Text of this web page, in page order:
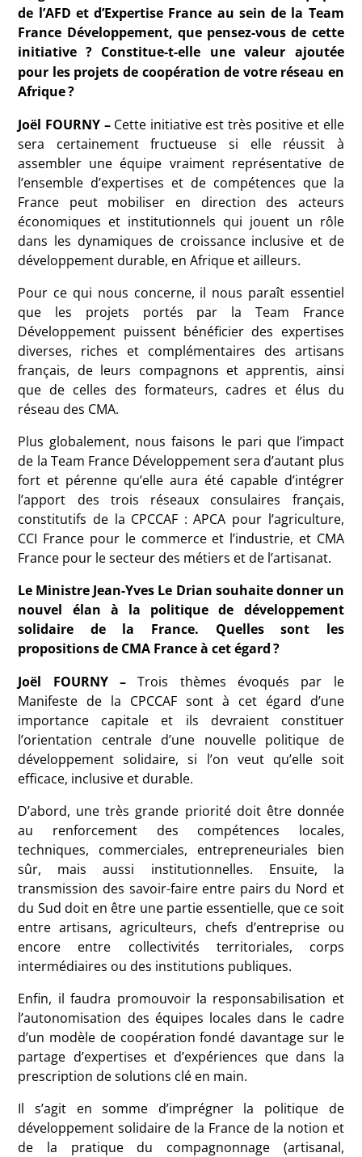
de l’AFD et d’Expertise France au sein de la Team
France Développement, que pensez-vous de cette
initiative ? Constitue-t-elle une valeur ajoutée
pour les projets de coopération de votre réseau en
Afrique?
Joël FOURNY – Cette initiative est très positive et elle
sera certainement fructueuse si elle réussit à
assembler une équipe vraiment représentative de
l’ensemble d’expertises et de compétences que la
France peut mobiliser en direction des acteurs
économiques et institutionnels qui jouent un rôle
dans les dynamiques de croissance inclusive et de
développement durable, en Afrique et ailleurs.
Pour ce qui nous concerne, il nous paraît essentiel
que les projets portés par la Team France
Développement puissent bénéficier des expertises
diverses, riches et complémentaires des artisans
français, de leurs compagnons et apprentis, ainsi
que de celles des formateurs, cadres et élus du
réseau des CMA.
Plus globalement, nous faisons le pari que l’impact
de la Team France Développement sera d’autant plus
fort et pérenne qu’elle aura été capable d’intégrer
l’apport des trois réseaux consulaires français,
constitutifs de la CPCCAF : APCA pour l’agriculture,
CCI France pour le commerce et l’industrie, et CMA
France pour le secteur des métiers et de l’artisanat.
Le Ministre Jean-Yves Le Drian souhaite donner un
nouvel élan à la politique de développement
solidaire de la France. Quelles sont les
propositions de CMA France à cet égard ?
Joël FOURNY –
Trois thèmes évoqués par le
Manifeste de la CPCCAF sont à cet égard d’une
importance capitale et ils devraient constituer
l’orientation centrale d’une nouvelle politique de
développement solidaire, si l’on veut qu’elle soit
efficace, inclusive et durable.
D’abord, une très grande priorité doit être donnée
au renforcement des compétences locales,
techniques, commerciales, entrepreneuriales bien
sûr, mais aussi institutionnelles. Ensuite, la
transmission des savoir-faire entre pairs du Nord et
du Sud doit en être une partie essentielle, que ce soit
entre artisans, agriculteurs, chefs d’entreprise ou
encore entre collectivités territoriales, corps
intermédiaires ou des institutions publiques.
Enfin, il faudra promouvoir la responsabilisation et
l’autonomisation des équipes locales dans le cadre
d’un modèle de coopération fondé davantage sur le
partage d’expertises et d’expériences que dans la
prescription de solutions clé en main.
Il s’agit en somme d’imprégner la politique de
développement solidaire de la France de la notion et
de la pratique du compagnonnage (artisanal,